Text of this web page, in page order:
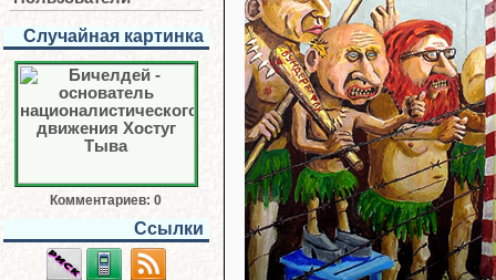
Случайная картинка
Комментариев: 0
Ссылки